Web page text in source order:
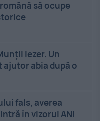
să ocupe
Iezer. Un
abia după o
fals, averea
în vizorul ANI